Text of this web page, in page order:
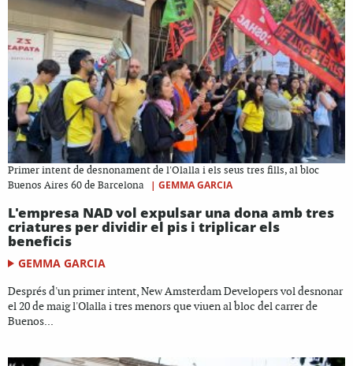
Primer intent de desnonament de l'Olalla i els seus tres fills, al bloc
Buenos Aires 60 de Barcelona
| GEMMA GARCIA
L'empresa NAD vol expulsar una dona amb tres
criatures per dividir el pis i triplicar els
beneficis
GEMMA GARCIA
Després d'un primer intent, New Amsterdam Developers vol desnonar
el 20 de maig l'Olalla i tres menors que viuen al bloc del carrer de
Buenos...